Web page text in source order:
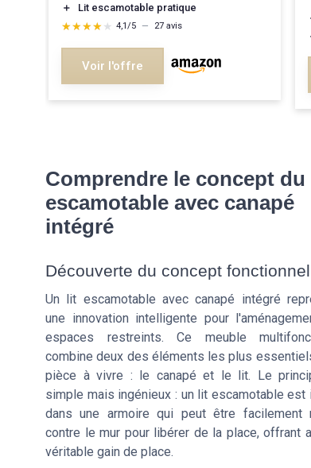
＋
Lit escamotable pratique
★★★★★
★★★★★ 4,1/5 — 27 avis
Voir l'offre
Comprendre le concept
escamotable avec canapé
intégré
Découverte du concept fonctionnel
Un lit escamotable avec canapé intégré
une innovation intelligente pour
espaces restreints. Ce meuble
combine deux des éléments les plus
pièce à vivre : le canapé et le lit. Le
simple mais ingénieux : un lit escamotable est
dans une armoire qui peut être facilement
contre le mur pour libérer de la place, offrant
véritable gain de place.